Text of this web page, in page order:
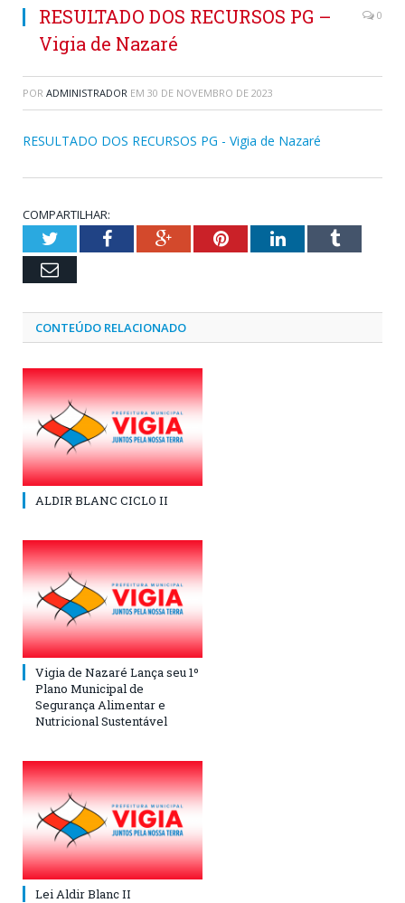
RESULTADO DOS RECURSOS PG –
Vigia de Nazaré
0
POR ADMINISTRADOR EM 30 DE NOVEMBRO DE 2023
RESULTADO DOS RECURSOS PG - Vigia de Nazaré
COMPARTILHAR:
TwitterFacebookGoogle+PinterestLinkedInTumblr
Email
CONTEÚDO RELACIONADO
ALDIR BLANC CICLO II
Vigia de Nazaré Lança seu 1º
Plano Municipal de
Segurança Alimentar e
Nutricional Sustentável
Lei Aldir Blanc II